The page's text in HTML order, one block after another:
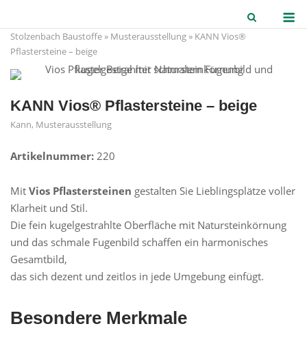
to
content
Stolzenbach Baustoffe » Musterausstellung » KANN Vios®
Pflastersteine – beige
KANN Vios® Pflastersteine – beige
Kann, Musterausstellung
Artikelnummer: 220
Mit Vios Pflastersteinen gestalten Sie Lieblingsplätze voller
Klarheit und Stil.
Die fein kugelgestrahlte Oberfläche mit Natursteinkörnung
und das schmale Fugenbild schaffen ein harmonisches
Gesamtbild,
das sich dezent und zeitlos in jede Umgebung einfügt.
Besondere Merkmale